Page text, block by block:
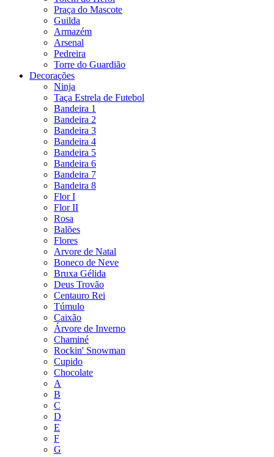
Praça do Mascote
Guilda
Armazém
Arsenal
Pedreira
Torre do Guardião
Decorações
Ninja
Taça Estrela de Futebol
Bandeira 1
Bandeira 2
Bandeira 3
Bandeira 4
Bandeira 5
Bandeira 6
Bandeira 7
Bandeira 8
Flor I
Flor II
Rosa
Balões
Flores
Arvore de Natal
Boneco de Neve
Bruxa Gélida
Deus Trovão
Centauro Rei
Túmulo
Caixão
Árvore de Inverno
Chaminé
Rockin' Snowman
Cupido
Chocolate
A
B
C
D
E
F
G